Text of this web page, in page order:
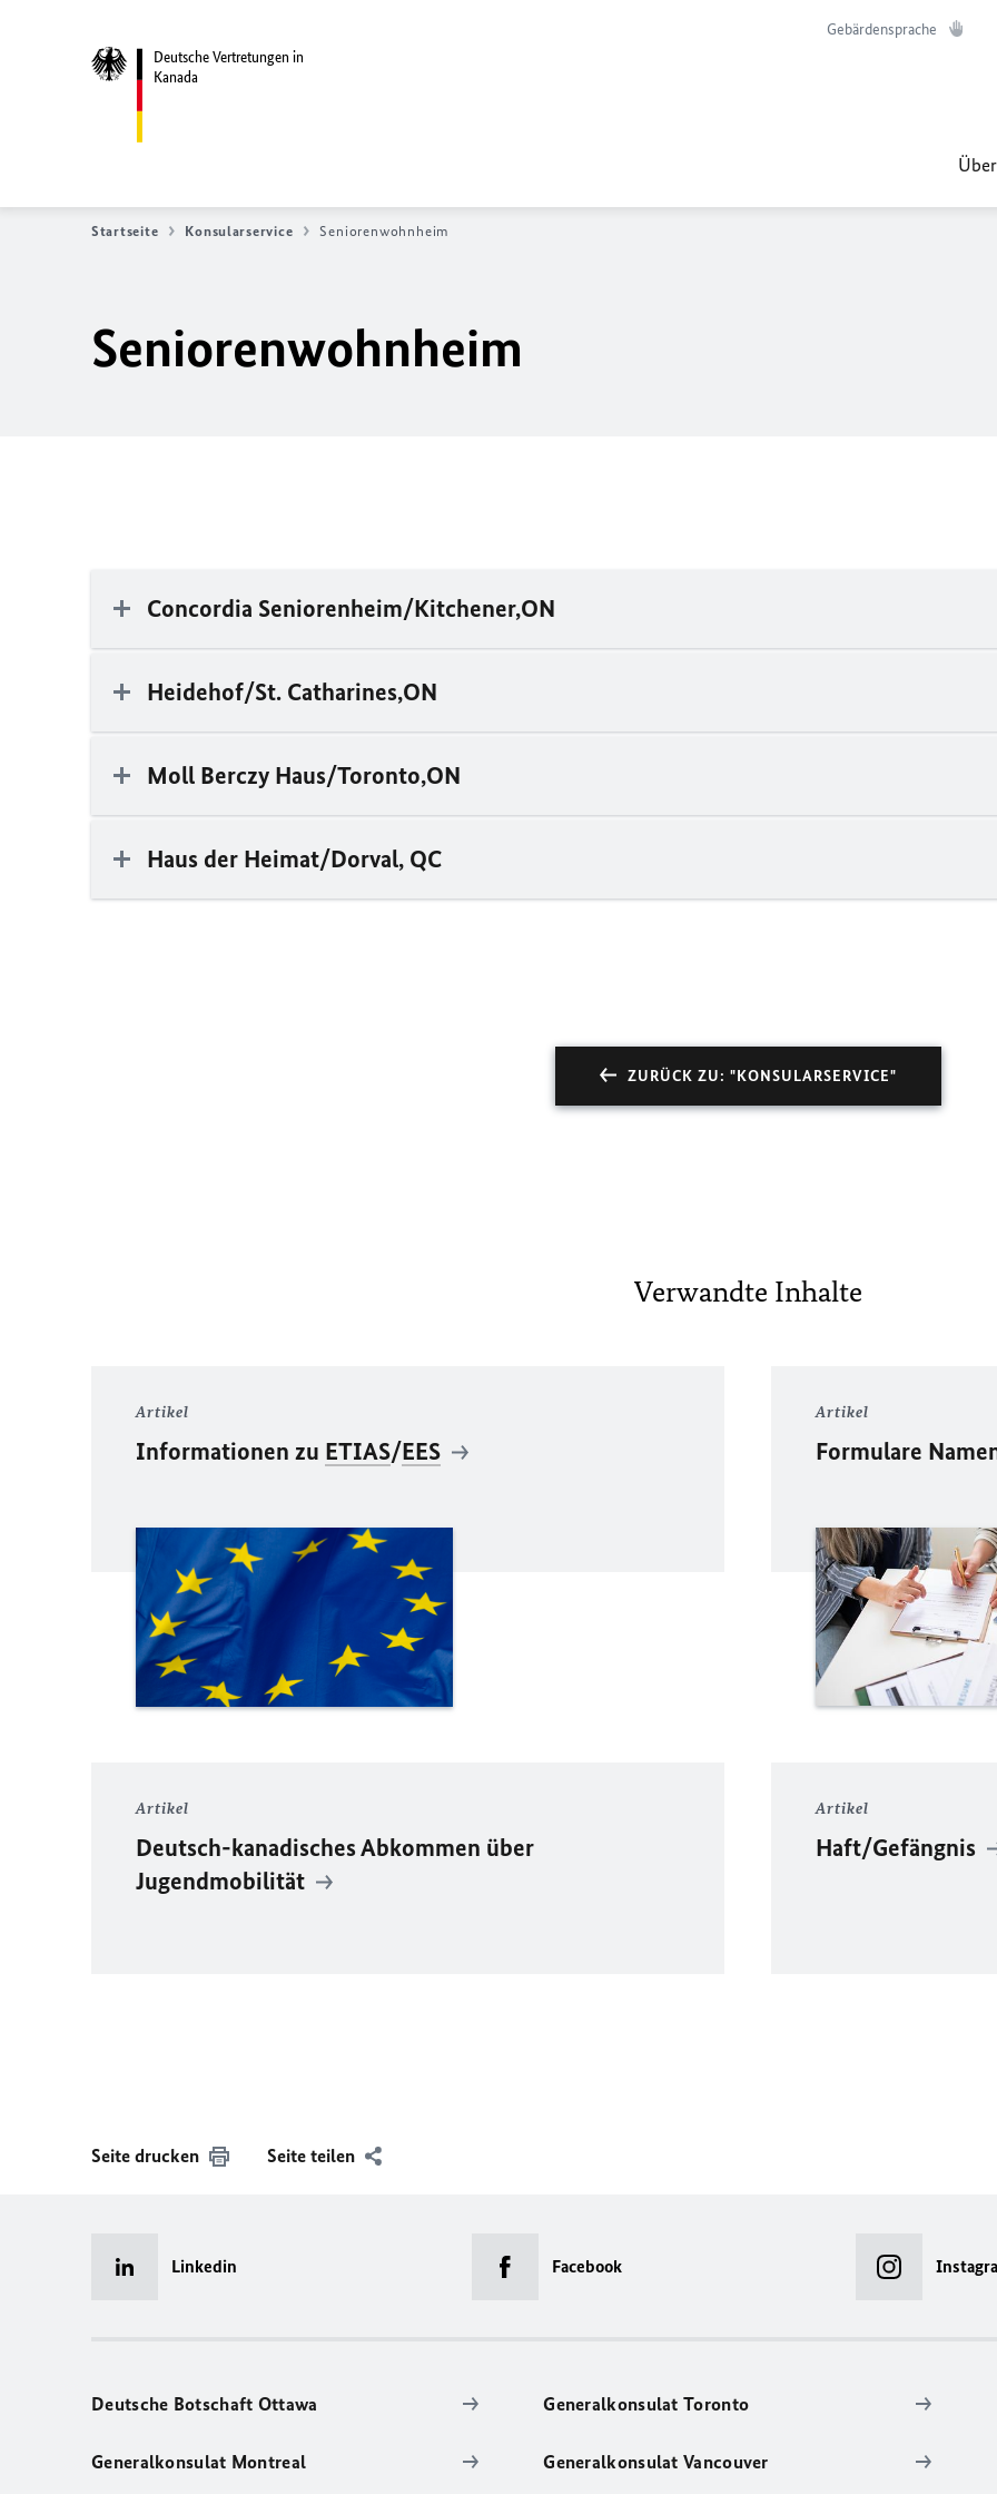
Deutsche Vertretungen in
Kanada
Gebärdensprache
Startseite Konsularservice Seniorenwohnheim
Seniorenwohnheim
Concordia Seniorenheim/Kitchener,ON
Heidehof/St. Catharines,ON
Moll Berczy Haus/Toronto,ON
Haus der Heimat/Dorval, QC
ZURÜCK ZU: "KONSULARSERVICE"
Verwandte Inhalte
Artikel
Informationen zu ETIAS/EES
Artikel
Formulare
Artikel
Deutsch-kanadisches Abkommen über
Jugendmobilität
Artikel
Haft/Gefängnis
Seite drucken Seite teilen
Linkedin Facebook
Deutsche Botschaft Ottawa
Generalkonsulat Montreal
Generalkonsulat Toronto
Generalkonsulat Vancouver